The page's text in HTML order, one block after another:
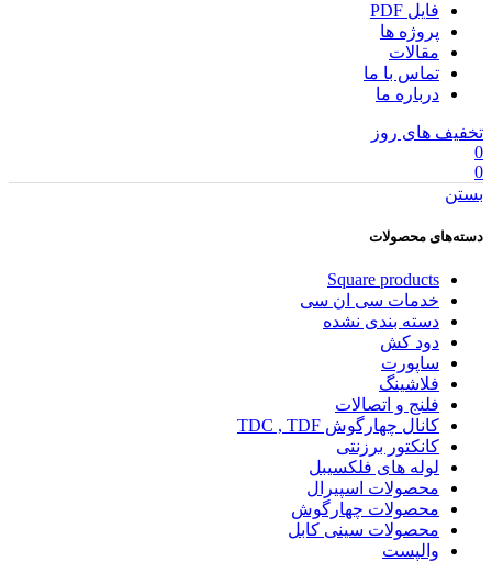
فایل PDF
پروژه ها
مقالات
تماس با ما
درباره ما
تخفیف های روز
0
0
بستن
دسته‌های محصولات
Square products
خدمات سی ان سی
دسته بندی نشده
دود کش
ساپورت
فلاشینگ
فلنج و اتصالات
کانال چهارگوش TDC , TDF
کانکتور برزنتی
لوله های فلکسیبل
محصولات اسپیرال
محصولات چهارگوش
محصولات سینی کابل
والپست